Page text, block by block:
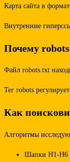
Карта сайта в
Внутренние
Почему
Файл robots.txt
Тег robots
Как
Алгоритмы
Шапки H1-H6